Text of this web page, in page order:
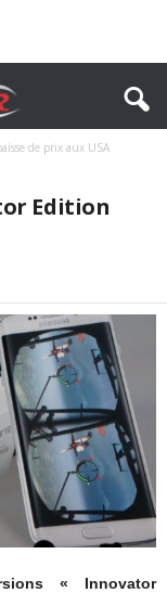
de prix aux USA
Edition
« Innovator